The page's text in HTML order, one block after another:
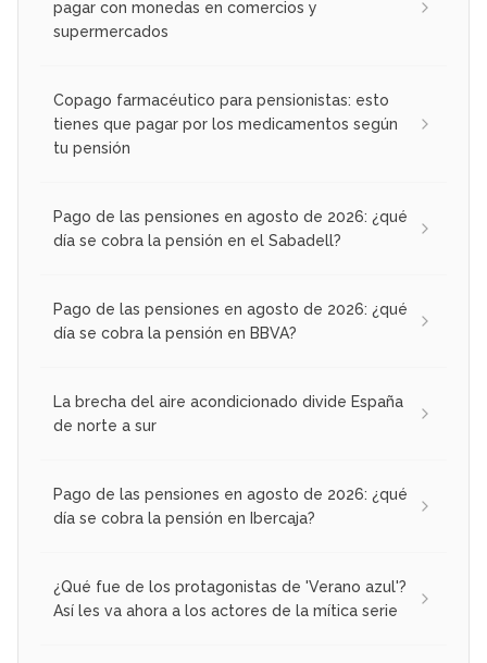
pagar con monedas en comercios y
supermercados
Copago farmacéutico para pensionistas: esto
tienes que pagar por los medicamentos según
tu pensión
Pago de las pensiones en agosto de 2026: ¿qué
día se cobra la pensión en el Sabadell?
Pago de las pensiones en agosto de 2026: ¿qué
día se cobra la pensión en BBVA?
La brecha del aire acondicionado divide España
de norte a sur
Pago de las pensiones en agosto de 2026: ¿qué
día se cobra la pensión en Ibercaja?
¿Qué fue de los protagonistas de 'Verano azul'?
Así les va ahora a los actores de la mítica serie